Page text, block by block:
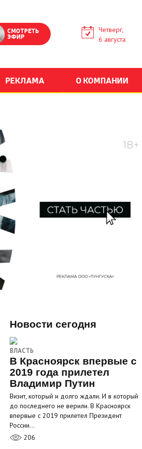
СМОТРЕТЬ
ЭФИР
Четверг,
6 августа
РЕКЛАМА О КОМПАНИИ
Новости сегодня
ВЛАСТЬ
В Красноярск впервые с
2019 года прилетел
Владимир Путин
Визит, который и долго ждали. И в который
до последнего не верили. В Красноярск
впервые с 2019 прилетел Президент
России…
206